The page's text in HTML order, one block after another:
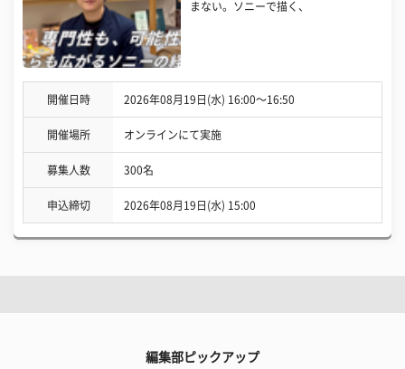
まない。ソニーで描く、
開催日時 2026年08月19日(水) 16:00〜16:50
開催場所 オンラインにて実施
募集人数 300名
申込締切 2026年08月19日(水) 15:00
編集部ピックアップ